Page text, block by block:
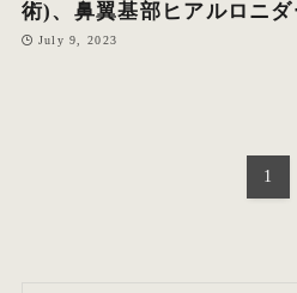
術)、鼻翼基部ヒアルロニダ
July 9, 2023
1